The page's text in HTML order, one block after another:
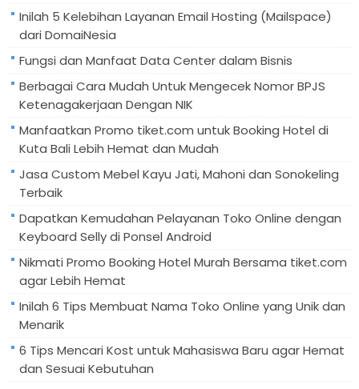
Inilah 5 Kelebihan Layanan Email Hosting (Mailspace)
dari DomaiNesia
Fungsi dan Manfaat Data Center dalam Bisnis
Berbagai Cara Mudah Untuk Mengecek Nomor BPJS
Ketenagakerjaan Dengan NIK
Manfaatkan Promo tiket.com untuk Booking Hotel di
Kuta Bali Lebih Hemat dan Mudah
Jasa Custom Mebel Kayu Jati, Mahoni dan Sonokeling
Terbaik
Dapatkan Kemudahan Pelayanan Toko Online dengan
Keyboard Selly di Ponsel Android
Nikmati Promo Booking Hotel Murah Bersama tiket.com
agar Lebih Hemat
Inilah 6 Tips Membuat Nama Toko Online yang Unik dan
Menarik
6 Tips Mencari Kost untuk Mahasiswa Baru agar Hemat
dan Sesuai Kebutuhan